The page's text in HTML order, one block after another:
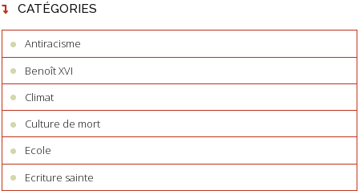
CATÉGORIES
Antiracisme
Benoît XVI
Climat
Culture de mort
Ecole
Ecriture sainte